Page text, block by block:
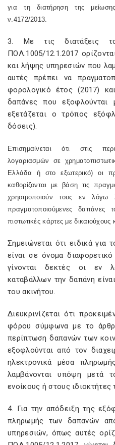
για τη διατήρηση της
ν.4172/2013.
3. Με τις διατάξεις
ΠΟΛ.1005/12.1.2017
και λήψης υπηρεσιών που
αυτές πρέπει να
φορολογικό έτος (2017)
δαπάνες που εξοφλούνται
εξετάζεται ο τρόπος
δόσεις).
Επισημαίνεται ότι στις
λογαριασμών σε
Ελλάδα ή στο εξωτερικό) οι
καθορίζονται με βάση τις
χρησιμοποιούν τους εν λόγω
πραγματοποιούμενες δαπάνες
πιστωτικές κάρτες με
Σημειώνεται ότι ειδικά
είναι σε όνομα
γίνονται δεκτές οι εν
καταβάλλων την δαπάνη
του ακινήτου.
Διευκρινίζεται ότι
φόρου σύμφωνα με το
περίπτωση δαπανών των
εξοφλούνται από τον
ηλεκτρονικά μέσα
λαμβάνονται υπόψη μετά
ενοίκους ή στους ιδιοκτήτες
4. Για την απόδειξη της
πληρωμής των δαπανών
υπηρεσιών, όπως αυτές